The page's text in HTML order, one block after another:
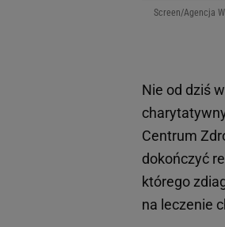
Screen/Agencja
Nie od dziś
Centrum
dokończyć
którego
na leczenie